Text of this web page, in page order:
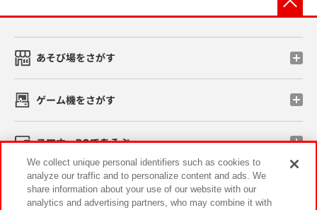
あそび場をさがす
ゲーム機をさがす
スマホ・PCであそぶ
イベント・キャンペーン
We collect unique personal identifiers such as cookies to
analyze our traffic and to personalize content and ads. We
share information about your use of our website with our
analytics and advertising partners, who may combine it with